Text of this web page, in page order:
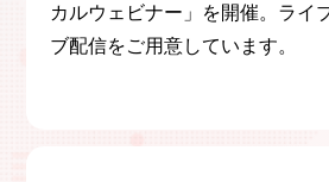
カルウェビナー」を開催。ライ
ブ配信をご用意しています。